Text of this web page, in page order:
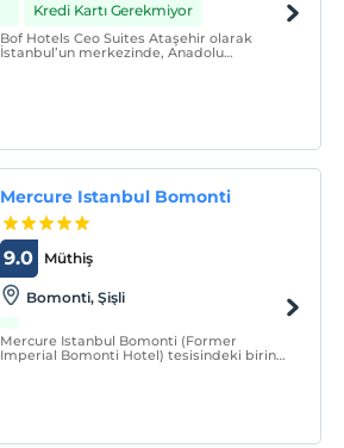
Kredi Kartı Gerekmiyor
Bof Hotels Ceo Suites Ataşehir olarak
İstanbul’un merkezinde, Anadolu
Mercure Istanbul Bomonti
Müthiş
9.0
Bomonti, Şişli
Mercure Istanbul Bomonti (Former
Imperial Bomonti Hotel) tesisindeki birinci